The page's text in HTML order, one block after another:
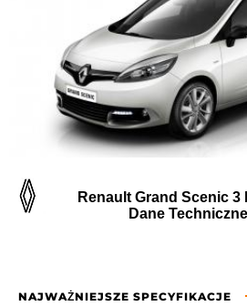
Renault Grand Scenic 3
Dane Techniczne
NAJWAŻNIEJSZE SPECYFIKACJE